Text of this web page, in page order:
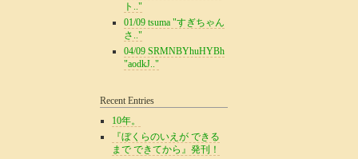
ト.."
01/09 tsuma "すぎちゃん
さ.."
04/09 SRMNBYhuHYBh
"aodkJ.."
Recent Entries
10年。
『ぼくらのいえが できる
まで できてから』発刊！